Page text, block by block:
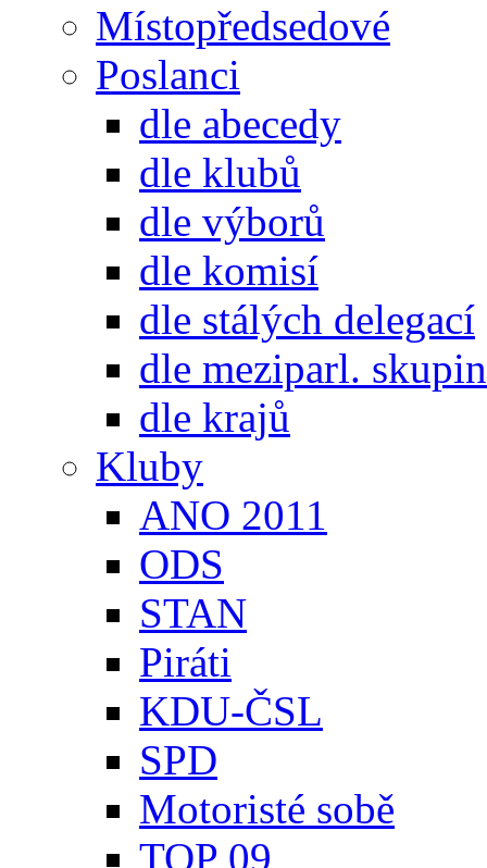
Místopředsedové
Poslanci
dle abecedy
dle klubů
dle výborů
dle komisí
dle stálých delegací
dle meziparl. skupin
dle krajů
Kluby
ANO 2011
ODS
STAN
Piráti
KDU-ČSL
SPD
Motoristé sobě
TOP 09